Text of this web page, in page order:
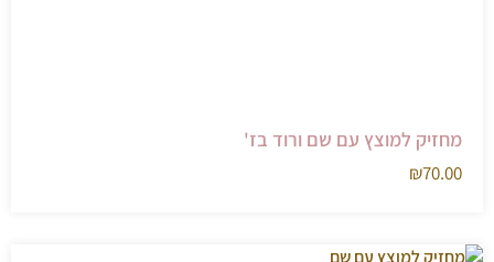
מחזיק למוצץ עם שם ורוד בז'
₪70.00